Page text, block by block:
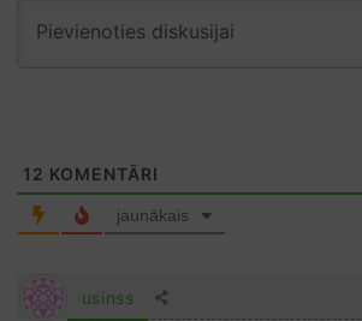
12 KOMENTĀRI
jaunākais
usinss